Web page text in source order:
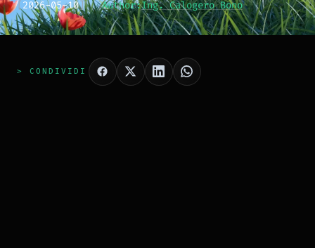
[2026-05-10] Author:Ing. Calogero Bono
> CONDIVIDI